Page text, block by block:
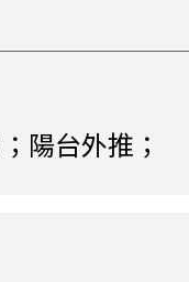
陽台外推；